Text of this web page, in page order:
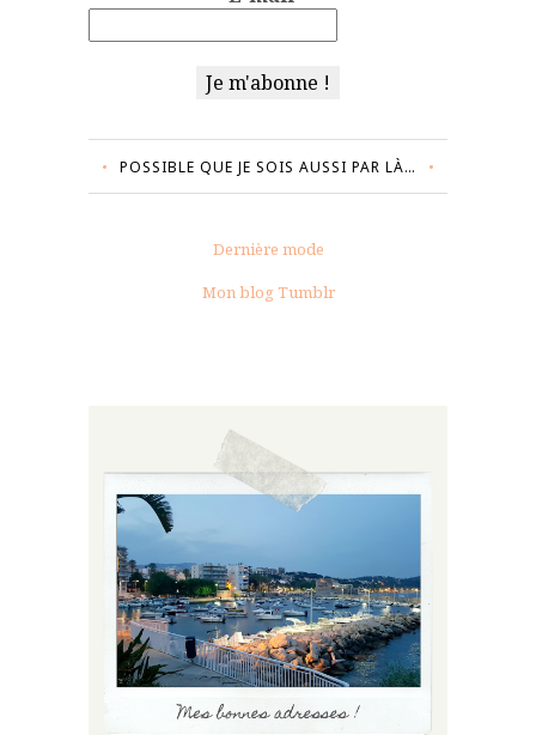
POSSIBLE QUE JE SOIS AUSSI PAR LÀ…
Dernière mode
Mon blog Tumblr